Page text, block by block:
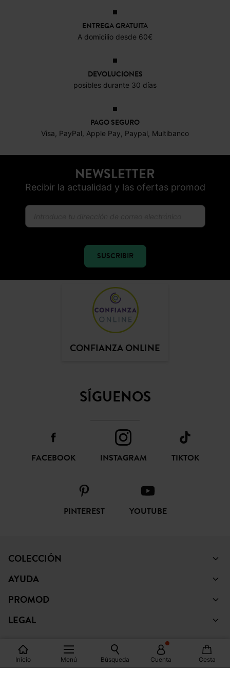
Inicio Menú Búsqueda Cuenta Cesta
ENTREGA GRATUITA
A domicilio desde 60€
DEVOLUCIONES
posibles durante 30 días
PAGO SEGURO
Visa, PayPal, Apple Pay, Paypal, Multibanco
NEWSLETTER
Recibir la actualidad y las ofertas promod
SUSCRIBIR
CONFIANZA ONLINE
SÍGUENOS
FACEBOOK INSTAGRAM TIKTOK
PINTEREST YOUTUBE
COLECCIÓN
AYUDA
PROMOD
LEGAL